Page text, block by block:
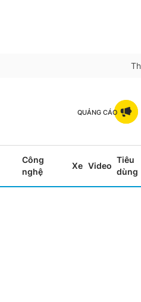
QUẢNG CÁO
Công
nghệ
Xe Video
Tiêu
dùng